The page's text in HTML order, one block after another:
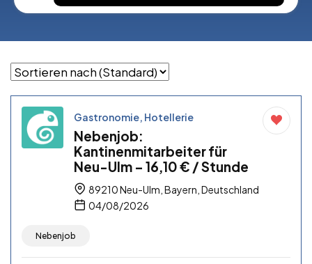
Gastronomie, Hotellerie
Nebenjob:
Kantinenmitarbeiter für
Neu-Ulm – 16,10 € / Stunde
89210 Neu-Ulm, Bayern, Deutschland
04/08/2026
Nebenjob